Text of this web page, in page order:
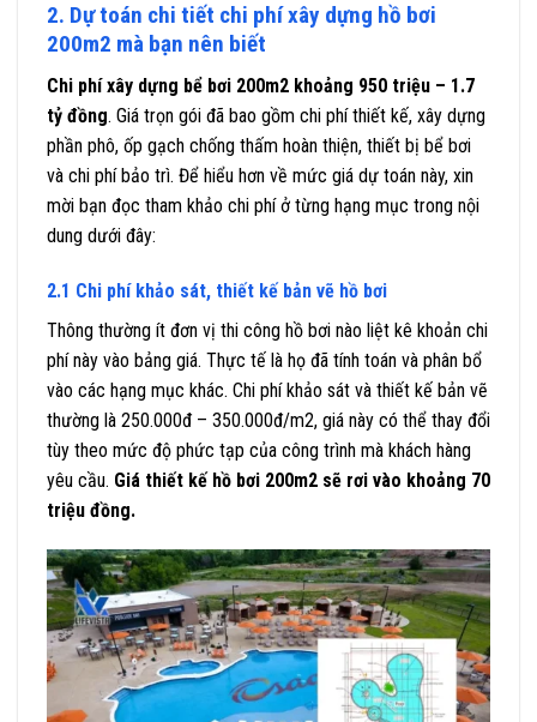
2. Dự toán chi tiết chi phí xây dựng hồ bơi
200m2 mà bạn nên biết
Chi phí xây dựng bể bơi 200m2 khoảng 950 triệu – 1.7
tỷ đồng. Giá trọn gói đã bao gồm chi phí thiết kế, xây dựng
phần phô, ốp gạch chống thấm hoàn thiện, thiết bị bể bơi
và chi phí bảo trì. Để hiểu hơn về mức giá dự toán này, xin
mời bạn đọc tham khảo chi phí ở từng hạng mục trong nội
dung dưới đây:
2.1 Chi phí khảo sát, thiết kế bản vẽ hồ bơi
Thông thường ít đơn vị thi công hồ bơi nào liệt kê khoản chi
phí này vào bảng giá. Thực tế là họ đã tính toán và phân bổ
vào các hạng mục khác. Chi phí khảo sát và thiết kế bản vẽ
thường là 250.000đ – 350.000đ/m2, giá này có thể thay đổi
tùy theo mức độ phức tạp của công trình mà khách hàng
yêu cầu. Giá thiết kế hồ bơi 200m2 sẽ rơi vào khoảng 70
triệu đồng.